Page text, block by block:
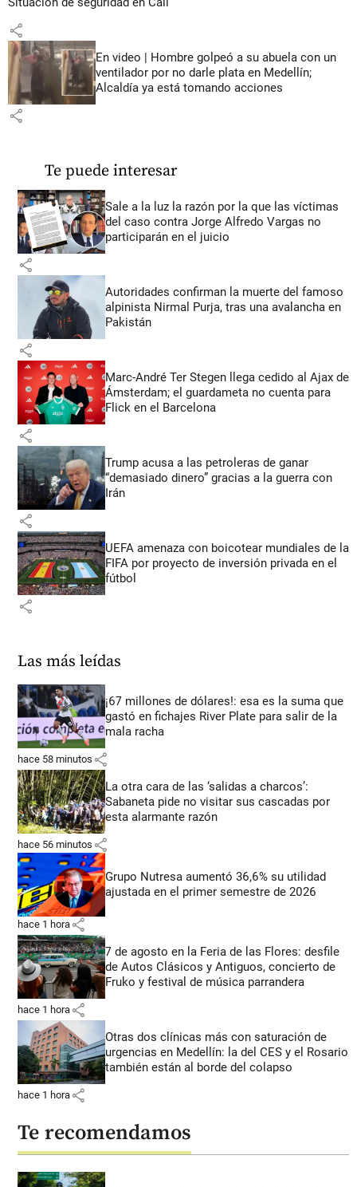
share
En video | Hombre golpeó a su abuela con un
ventilador por no darle plata en Medellín;
Alcaldía ya está tomando acciones
share
Te puede interesar
Sale a la luz la razón por la que las víctimas
del caso contra Jorge Alfredo Vargas no
participarán en el juicio
share
Autoridades confirman la muerte del famoso
alpinista Nirmal Purja, tras una avalancha en
Pakistán
share
Marc-André Ter Stegen llega cedido al Ajax de
Ámsterdam; el guardameta no cuenta para
Flick en el Barcelona
share
Trump acusa a las petroleras de ganar
“demasiado dinero” gracias a la guerra con
Irán
share
UEFA amenaza con boicotear mundiales de la
FIFA por proyecto de inversión privada en el
fútbol
share
Las más leídas
¡67 millones de dólares!: esa es la suma que
gastó en fichajes River Plate para salir de la
mala racha
hace 58 minutos share
La otra cara de las ‘salidas a charcos’:
Sabaneta pide no visitar sus cascadas por
esta alarmante razón
hace 56 minutos share
Grupo Nutresa aumentó 36,6% su utilidad
ajustada en el primer semestre de 2026
hace 1 hora share
7 de agosto en la Feria de las Flores: desfile
de Autos Clásicos y Antiguos, concierto de
Fruko y festival de música parrandera
hace 1 hora share
Otras dos clínicas más con saturación de
urgencias en Medellín: la del CES y el Rosario
también están al borde del colapso
hace 1 hora share
Te recomendamos